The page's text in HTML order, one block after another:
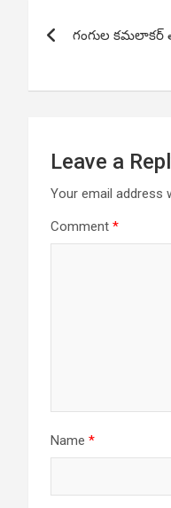
navigation
గంగుల కమలాకర్
Leave a
Your email address
Comment *
Name *